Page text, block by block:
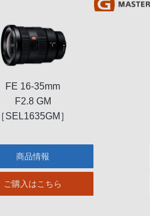
FE 16-35mm
F2.8 GM
［SEL1635GM］
商品情報
ご購入はこちら